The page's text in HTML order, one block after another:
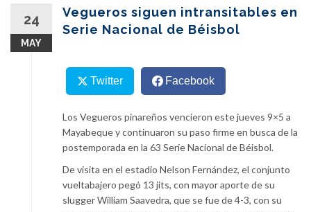
24
MAY
Vegueros siguen intransitables en
Serie Nacional de Béisbol
Twitter Facebook
Los Vegueros pinareños vencieron este jueves 9×5 a
Mayabeque y continuaron su paso firme en busca de la
postemporada en la 63 Serie Nacional de Béisbol.
De visita en el estadio Nelson Fernández, el conjunto
vueltabajero pegó 13 jits, con mayor aporte de su
slugger William Saavedra, que se fue de 4-3, con su